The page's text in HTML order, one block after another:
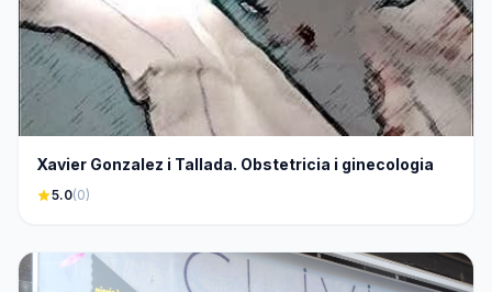
Xavier Gonzalez i Tallada. Obstetricia i ginecologia
star5.0(0)